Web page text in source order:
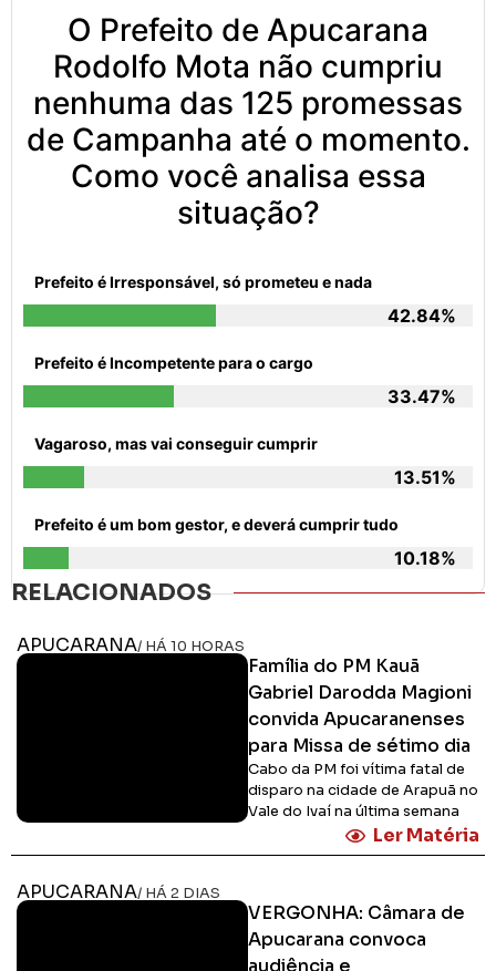
O Prefeito de Apucarana
Rodolfo Mota não cumpriu
nenhuma das 125 promessas
de Campanha até o momento.
Como você analisa essa
situação?
Prefeito é Irresponsável, só prometeu e nada
42.84%
Prefeito é Incompetente para o cargo
33.47%
Vagaroso, mas vai conseguir cumprir
13.51%
Prefeito é um bom gestor, e deverá cumprir tudo
10.18%
RELACIONADOS
APUCARANA/ HÁ 10 HORAS
Família do PM Kauã
Gabriel Darodda Magioni
convida Apucaranenses
para Missa de sétimo dia
Cabo da PM foi vítima fatal de
disparo na cidade de Arapuã no
Vale do Ivaí na última semana
Ler Matéria
APUCARANA/ HÁ 2 DIAS
VERGONHA: Câmara de
Apucarana convoca